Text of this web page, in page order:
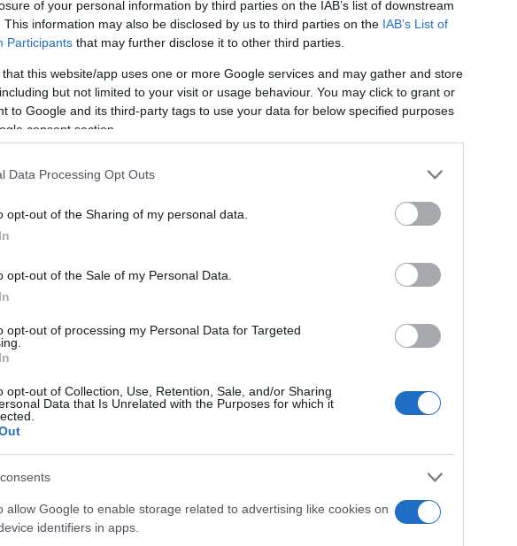
of your personal information by third parties on the IAB’s list of downstream
This information may also be disclosed by us to third parties on the IAB’s List of
Participants that may further disclose it to other third parties.
that this website/app uses one or more Google services and may gather and store
but not limited to your visit or usage behaviour. You may click to grant or
to Google and its third-party tags to use your data for below specified purposes
consent section.
Data Processing Opt Outs
opt-out of the Sharing of my personal data.
opt-out of the Sale of my Personal Data.
opt-out of processing my Personal Data for Targeted
opt-out of Collection, Use, Retention, Sale, and/or Sharing
Data that Is Unrelated with the Purposes for which it
allow Google to enable storage related to advertising like cookies on
identifiers in apps.
culturale e organizzativa amplifica
condivisi in anticipo, riducono gli attriti e
L’articolo illustra come impostare il profilo
quali materiali essenziali portare al
la matrice di aderenza